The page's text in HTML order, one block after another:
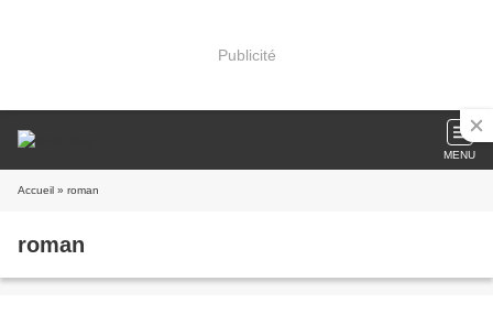
Publicité
MENU
Accueil » roman
roman